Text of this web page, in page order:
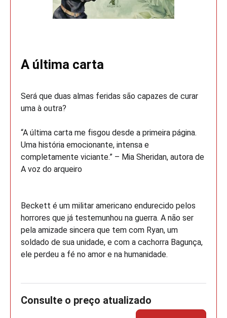
A última carta
Será que duas almas feridas são capazes de curar
uma à outra?
“A última carta me fisgou desde a primeira página.
Uma história emocionante, intensa e
completamente viciante.” – Mia Sheridan, autora de
A voz do arqueiro
Beckett é um militar americano endurecido pelos
horrores que já testemunhou na guerra. A não ser
pela amizade sincera que tem com Ryan, um
soldado de sua unidade, e com a cachorra Bagunça,
ele perdeu a fé no amor e na humanidade.